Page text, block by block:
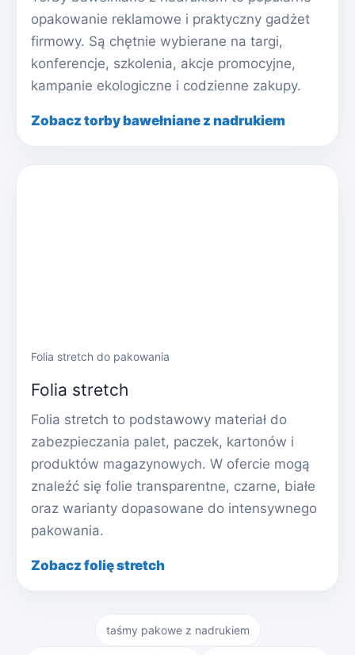
opakowanie reklamowe i praktyczny gadżet
firmowy. Są chętnie wybierane na targi,
konferencje, szkolenia, akcje promocyjne,
kampanie ekologiczne i codzienne zakupy.
Zobacz torby bawełniane z nadrukiem
Folia stretch do pakowania
Folia stretch
Folia stretch to podstawowy materiał do
zabezpieczania palet, paczek, kartonów i
produktów magazynowych. W ofercie mogą
znaleźć się folie transparentne, czarne, białe
oraz warianty dopasowane do intensywnego
pakowania.
Zobacz folię stretch
taśmy pakowe z nadrukiem